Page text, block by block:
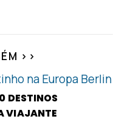
>>
DESTINOS
VIAJANTE